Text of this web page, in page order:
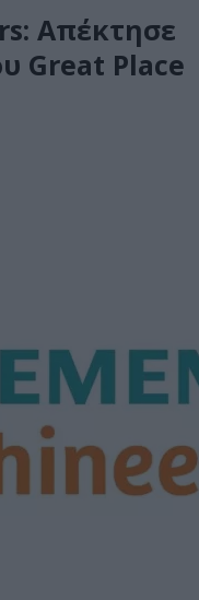
Απέκτησε
Great Place